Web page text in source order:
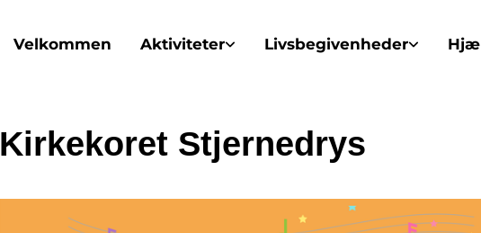
Velkommen Aktiviteter Livsbegivenheder
Kirkekoret Stjernedrys